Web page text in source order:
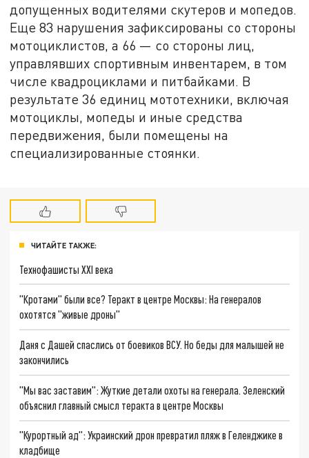
допущенных водителями скутеров и мопедов.
Еще 83 нарушения зафиксированы со стороны
мотоциклистов, а 66 — со стороны лиц,
управлявших спортивным инвентарем, в том
числе квадроциклами и питбайками. В
результате 36 единиц мототехники, включая
мотоциклы, мопеды и иные средства
передвижения, были помещены на
специализированные стоянки.
ЧИТАЙТЕ ТАКЖЕ:
Технофашисты XXI века
"Кротами" были все? Теракт в центре Москвы: На генералов
охотятся "живые дроны"
Даня с Дашей спаслись от боевиков ВСУ. Но беды для малышей не
закончились
"Мы вас заставим": Жуткие детали охоты на генерала. Зеленский
объяснил главный смысл теракта в центре Москвы
"Курортный ад": Украинский дрон превратил пляж в Геленджике в
кладбище